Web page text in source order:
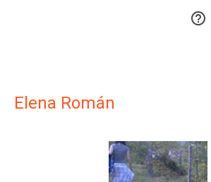

Elena Román